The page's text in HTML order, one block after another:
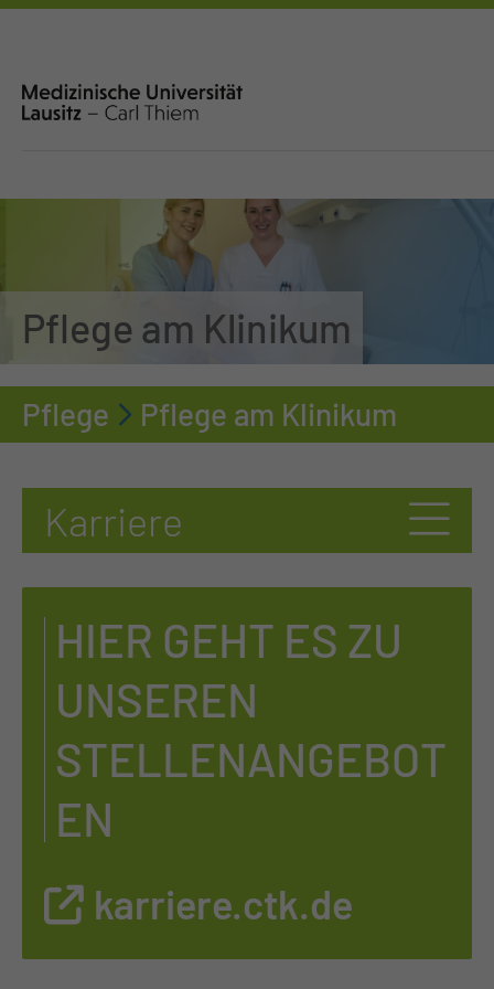
Pflege am Klinikum
Pflege Pflege am Klinikum
HIER GEHT ES ZU
UNSEREN
STELLENANGEBOT
EN
karriere.ctk.de